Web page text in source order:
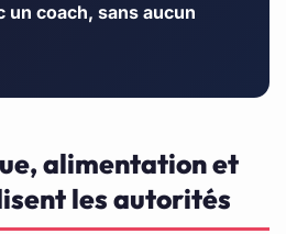
un coach, sans aucun
alimentation et
les autorités